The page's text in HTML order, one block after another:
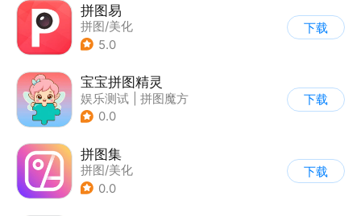
拼图易
拼图/美化
5.0
下载
宝宝拼图精灵
娱乐测试
拼图魔方
0.0
下载
拼图集
拼图/美化
0.0
下载